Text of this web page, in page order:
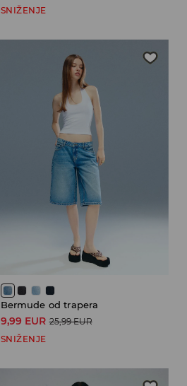
SNIŽENJE
Bermude od trapera
9,99 EUR 25,99 EUR
SNIŽENJE